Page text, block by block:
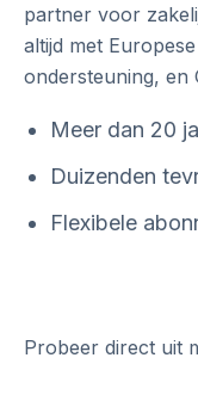
partner voor
altijd met
ondersteuning, en
Meer dan 20
Duizenden
Flexibele
Probeer direct uit